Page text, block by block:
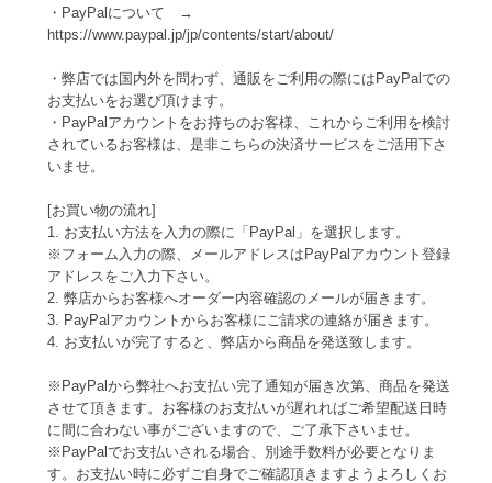
・PayPalについて →
https://www.paypal.jp/jp/contents/start/about/
・弊店では国内外を問わず、通販をご利用の際にはPayPalでの
お支払いをお選び頂けます。
・PayPalアカウントをお持ちのお客様、これからご利用を検討
されているお客様は、是非こちらの決済サービスをご活用下さ
いませ。
[お買い物の流れ]
1. お支払い方法を入力の際に「PayPal」を選択します。
※フォーム入力の際、メールアドレスはPayPalアカウント登録
アドレスをご入力下さい。
2. 弊店からお客様へオーダー内容確認のメールが届きます。
3. PayPalアカウントからお客様にご請求の連絡が届きます。
4. お支払いが完了すると、弊店から商品を発送致します。
※PayPalから弊社へお支払い完了通知が届き次第、商品を発送
させて頂きます。お客様のお支払いが遅れればご希望配送日時
に間に合わない事がございますので、ご了承下さいませ。
※PayPalでお支払いされる場合、別途手数料が必要となりま
す。お支払い時に必ずご自身でご確認頂きますようよろしくお